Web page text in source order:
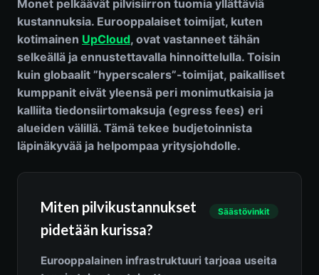
Monet pelkäävät pilvisiirron tuomia yllättäviä
kustannuksia. Eurooppalaiset toimijat, kuten
kotimainen UpCloud, ovat vastanneet tähän
selkeällä ja ennustettavalla hinnoittelulla. Toisin
kuin globaalit ”hyperscalers”-toimijat, paikalliset
kumppanit eivät yleensä peri monimutkaisia ja
kalliita tiedonsiirtomaksuja (egress fees) eri
alueiden välillä. Tämä tekee budjetoinnista
läpinäkyvää ja helpompaa yritysjohdolle.
Miten pilvikustannukset
pidetään kurissa?
Säästövinkit
Eurooppalainen infrastruktuuri tarjoaa useita